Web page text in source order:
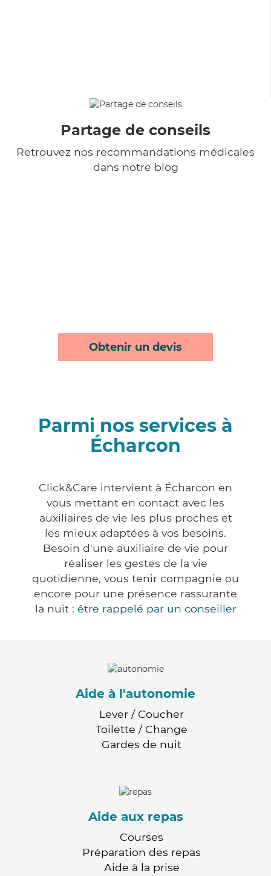
Partage de conseils
Retrouvez nos recommandations médicales
dans notre blog
Obtenir un devis
Parmi nos services à
Écharcon
Click&Care intervient à Écharcon en
vous mettant en contact avec les
auxiliaires de vie les plus proches et
les mieux adaptées à vos besoins.
Besoin d'une auxiliaire de vie pour
réaliser les gestes de la vie
quotidienne, vous tenir compagnie ou
encore pour une présence rassurante
la nuit : être rappelé par un conseiller
Aide à l'autonomie
Lever / Coucher
Toilette / Change
Gardes de nuit
Aide aux repas
Courses
Préparation des repas
Aide à la prise